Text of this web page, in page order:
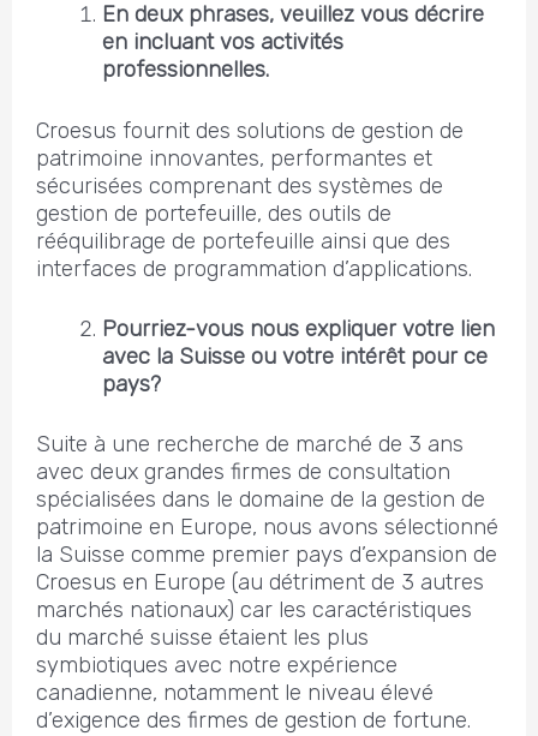
En deux phrases, veuillez vous décrire
en incluant vos activités
professionnelles.
Croesus fournit des solutions de gestion de
patrimoine innovantes, performantes et
sécurisées comprenant des systèmes de
gestion de portefeuille, des outils de
rééquilibrage de portefeuille ainsi que des
interfaces de programmation d’applications.
Pourriez-vous nous expliquer votre lien
avec la Suisse ou votre intérêt pour ce
pays?
Suite à une recherche de marché de 3 ans
avec deux grandes firmes de consultation
spécialisées dans le domaine de la gestion de
patrimoine en Europe, nous avons sélectionné
la Suisse comme premier pays d’expansion de
Croesus en Europe (au détriment de 3 autres
marchés nationaux) car les caractéristiques
du marché suisse étaient les plus
symbiotiques avec notre expérience
canadienne, notamment le niveau élevé
d’exigence des firmes de gestion de fortune.